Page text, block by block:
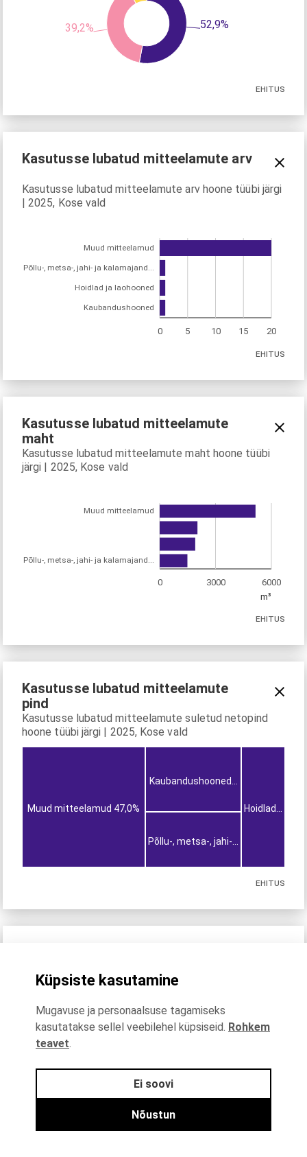
52,9%
39,2%
EHITUS
Kasutusse lubatud mitteelamute arv
Kasutusse lubatud mitteelamute arv hoone tüübi järgi
| 2025, Kose vald
0 5 10 15 20
Muud mitteelamud
Põllu-, metsa-, jahi- ja kalamajand...
Hoidlad ja laohooned
Kaubandushooned
EHITUS
Kasutusse lubatud mitteelamute
maht
Kasutusse lubatud mitteelamute maht hoone tüübi
järgi | 2025, Kose vald
0 3000
6000
m³
Muud mitteelamud
Põllu-, metsa-, jahi- ja kalamajand...
EHITUS
Kasutusse lubatud mitteelamute
pind
Kasutusse lubatud mitteelamute suletud netopind
hoone tüübi järgi | 2025, Kose vald
Muud mitteelamud 47,0%
Kaubandushooned
Põllu-, metsa-, jahi-
Hoidlad...
EHITUS
Kohalike eelarvete põhitegevuse kulud ja
63,1%
9,4%
8,7%
4,3%3,7%2,8%
0,2%
0,1%
Küpsiste kasutamine
Mugavuse ja personaalsuse tagamiseks
kasutatakse sellel veebilehel küpsiseid. Rohkem
teavet.
Ei soovi
Nõustun